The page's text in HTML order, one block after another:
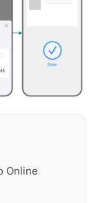
Online